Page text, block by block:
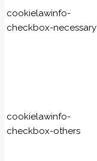
cookielawinfo-
checkbox-necessary
cookielawinfo-
checkbox-others